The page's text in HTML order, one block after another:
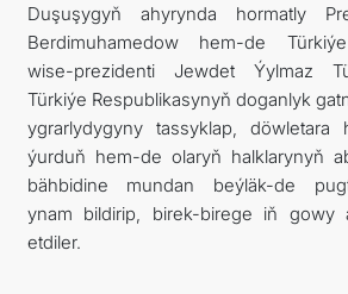
Duşuşygyň ahyrynda hormatly
Berdimuhamedow hem-de
wise-prezidenti Jewdet Ýylmaz
Türkiýe Respublikasynyň doganlyk
ygrarlydygyny tassyklap, döwletara
ýurduň hem-de olaryň halklarynyň
bähbidine mundan beýläk-de
ynam bildirip, birek-birege iň gowy
etdiler.